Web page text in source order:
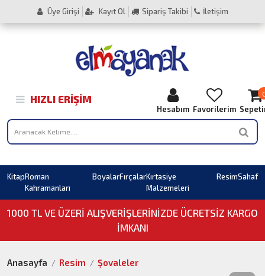
Üye Girişi Kayıt Ol Sipariş Takibi İletişim
HIZLI ERIŞIM
Hesabım Favorilerim
KitapRoman
Kahramanları
BoyalarFırçalarKırtasiye
Malzemeleri
ResimSahaf
1000 TL VE ÜZERI ALIŞVERIŞLERINIZDE ÜCRETSİZ KARGO
İMKANI
Anasayfa Resim Şovaleler